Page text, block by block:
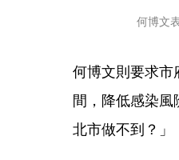
何博文
何博文則要求市
間，降低感染
北市做不到？」